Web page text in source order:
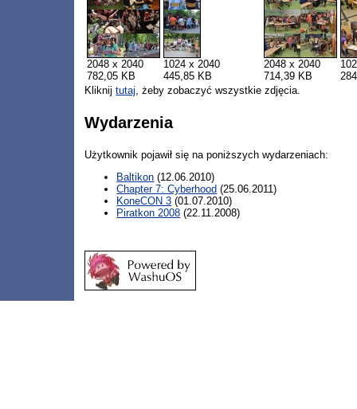
2048 x 2040
782,05 KB
1024 x 2040
445,85 KB
2048 x 2040
714,39 KB
Kliknijtutaj, żeby zobaczyć wszystkie zdjęcia.
Wydarzenia
Użytkownik pojawił się na poniższych wydarzeniach:
Baltikon (12.06.2010)
Chapter 7: Cyberhood (25.06.2011)
KoneCON 3 (01.07.2010)
Piratkon 2008 (22.11.2008)